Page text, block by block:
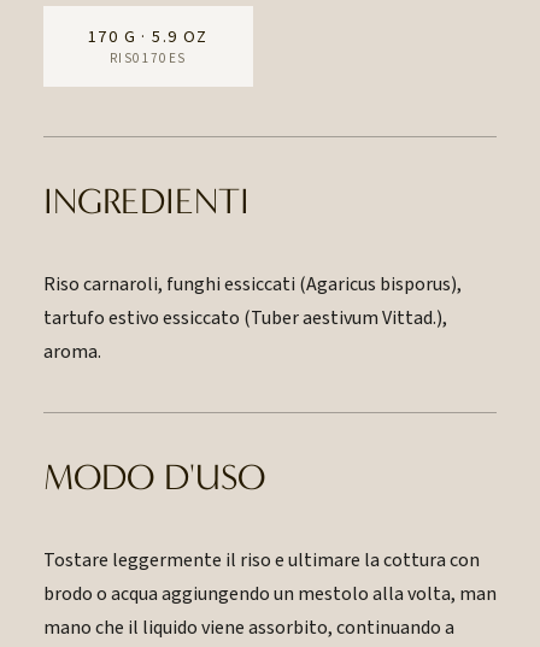
170 G · 5.9 OZ
RIS0170ES
INGREDIENTI
Riso carnaroli, funghi essiccati (Agaricus bisporus),
tartufo estivo essiccato (Tuber aestivum Vittad.),
aroma.
MODO D'USO
Tostare leggermente il riso e ultimare la cottura con
brodo o acqua aggiungendo un mestolo alla volta, man
mano che il liquido viene assorbito, continuando a